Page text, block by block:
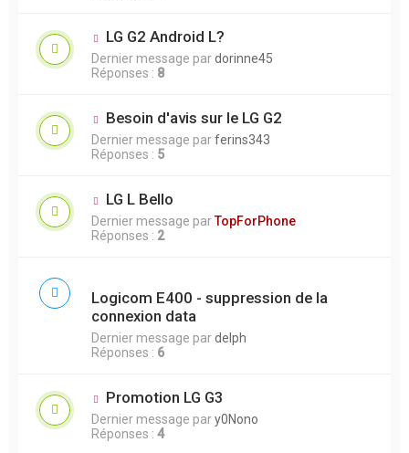
LG G2 Android L?
Dernier message pardorinne45
Réponses : 8
Besoin d'avis sur le LG G2
Dernier message parferins343
Réponses : 5
LG L Bello
Dernier message parTopForPhone
Réponses : 2
Logicom E400 - suppression de la
connexion data
Dernier message pardelph
Réponses : 6
Promotion LG G3
Dernier message pary0Nono
Réponses : 4